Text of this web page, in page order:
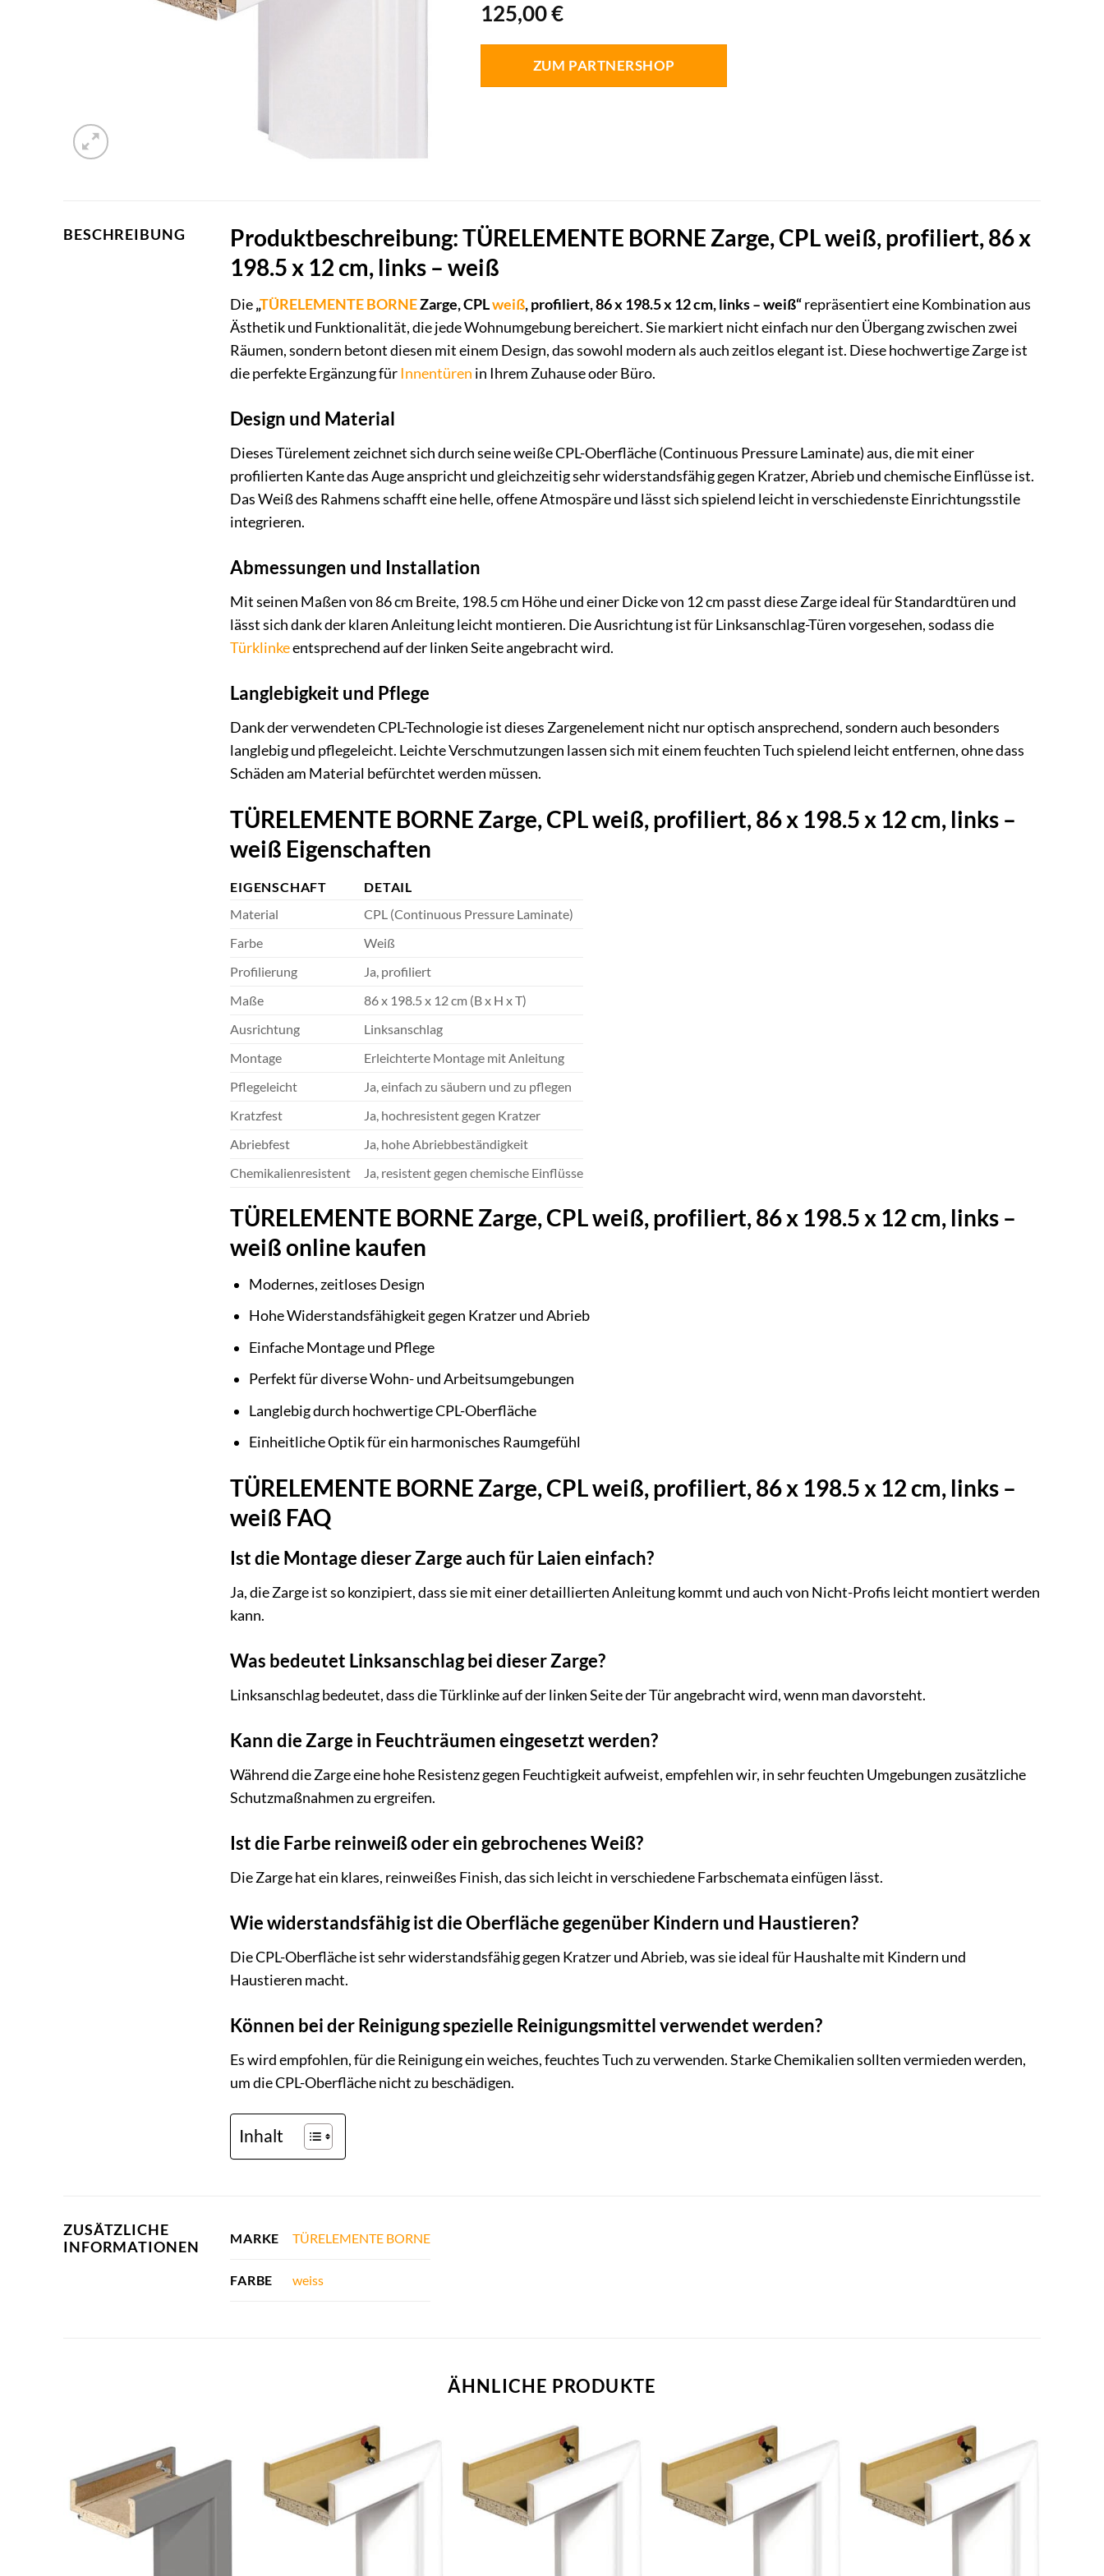
125,00€
ZUM PARTNERSHOP
BESCHREIBUNG
Produktbeschreibung: TÜRELEMENTE BORNE Zarge, CPL weiß, profiliert, 86 x
198.5 x 12 cm, links – weiß
Die„TÜRELEMENTE BORNEZarge, CPLweiß, profiliert, 86 x 198.5 x 12 cm, links – weiß“repräsentiert eine Kombination aus
Ästhetik und Funktionalität, die jede Wohnumgebung bereichert. Sie markiert nicht einfach nur den Übergang zwischen zwei
Räumen, sondern betont diesen mit einem Design, das sowohl modern als auch zeitlos elegant ist. Diese hochwertige Zarge ist
die perfekte Ergänzung fürInnentüren in Ihrem Zuhause oder Büro.
Design und Material
Dieses Türelement zeichnet sich durch seine weiße CPL-Oberfläche (Continuous Pressure Laminate) aus, die mit einer
profilierten Kante das Auge anspricht und gleichzeitig sehr widerstandsfähig gegen Kratzer, Abrieb und chemische Einflüsse ist.
Das Weiß des Rahmens schafft eine helle, offene Atmospäre und lässt sich spielend leicht in verschiedenste Einrichtungsstile
integrieren.
Abmessungen und Installation
Mit seinen Maßen von 86 cm Breite, 198.5 cm Höhe und einer Dicke von 12 cm passt diese Zarge ideal für Standardtüren und
lässt sich dank der klaren Anleitung leicht montieren. Die Ausrichtung ist für Linksanschlag-Türen vorgesehen, sodass die
Türklinkeentsprechend auf der linken Seite angebracht wird.
Langlebigkeit und Pflege
Dank der verwendeten CPL-Technologie ist dieses Zargenelement nicht nur optisch ansprechend, sondern auch besonders
langlebig und pflegeleicht. Leichte Verschmutzungen lassen sich mit einem feuchten Tuch spielend leicht entfernen, ohne dass
Schäden am Material befürchtet werden müssen.
TÜRELEMENTE BORNE Zarge, CPL weiß, profiliert, 86 x 198.5 x 12 cm, links –
weiß Eigenschaften
EIGENSCHAFT
DETAIL
Material
CPL (Continuous Pressure Laminate)
Farbe
Weiß
Profilierung
Ja, profiliert
Maße
86 x 198.5 x 12 cm (B x H x T)
Ausrichtung
Linksanschlag
Montage
Erleichterte Montage mit Anleitung
Pflegeleicht
Ja, einfach zu säubern und zu pflegen
Kratzfest
Ja, hochresistent gegen Kratzer
Abriebfest
Ja, hohe Abriebbeständigkeit
Chemikalienresistent
Ja, resistent gegen chemische Einflüsse
TÜRELEMENTE BORNE Zarge, CPL weiß, profiliert, 86 x 198.5 x 12 cm, links –
weiß online kaufen
Modernes, zeitloses Design
Hohe Widerstandsfähigkeit gegen Kratzer und Abrieb
Einfache Montage und Pflege
Perfekt für diverse Wohn- und Arbeitsumgebungen
Langlebig durch hochwertige CPL-Oberfläche
Einheitliche Optik für ein harmonisches Raumgefühl
TÜRELEMENTE BORNE Zarge, CPL weiß, profiliert, 86 x 198.5 x 12 cm, links –
weiß FAQ
Ist die Montage dieser Zarge auch für Laien einfach?
Ja, die Zarge ist so konzipiert, dass sie mit einer detaillierten Anleitung kommt und auch von Nicht-Profis leicht montiert werden
kann.
Was bedeutet Linksanschlag bei dieser Zarge?
Linksanschlag bedeutet, dass die Türklinke auf der linken Seite der Tür angebracht wird, wenn man davorsteht.
Kann die Zarge in Feuchträumen eingesetzt werden?
Während die Zarge eine hohe Resistenz gegen Feuchtigkeit aufweist, empfehlen wir, in sehr feuchten Umgebungen zusätzliche
Schutzmaßnahmen zu ergreifen.
Ist die Farbe reinweiß oder ein gebrochenes Weiß?
Die Zarge hat ein klares, reinweißes Finish, das sich leicht in verschiedene Farbschemata einfügen lässt.
Wie widerstandsfähig ist die Oberfläche gegenüber Kindern und Haustieren?
Die CPL-Oberfläche ist sehr widerstandsfähig gegen Kratzer und Abrieb, was sie ideal für Haushalte mit Kindern und
Haustieren macht.
Können bei der Reinigung spezielle Reinigungsmittel verwendet werden?
Es wird empfohlen, für die Reinigung ein weiches, feuchtes Tuch zu verwenden. Starke Chemikalien sollten vermieden werden,
um die CPL-Oberfläche nicht zu beschädigen.
Inhalt
ZUSÄTZLICHE
INFORMATIONEN
MARKE TÜRELEMENTE BORNE
FARBE weiss
ÄHNLICHE PRODUKTE